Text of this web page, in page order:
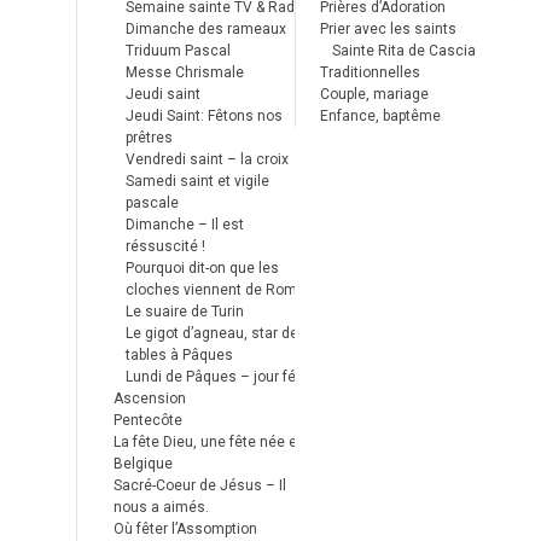
Semaine sainte TV & Radio
Dimanche des rameaux
Triduum Pascal
Messe Chrismale
Jeudi saint
Jeudi Saint: Fêtons nos
prêtres
Vendredi saint – la croix
Samedi saint et vigile
pascale
Dimanche – Il est
réssuscité !
Pourquoi dit-on que les
cloches viennent de Rome ?
Le suaire de Turin
Le gigot d’agneau, star des
tables à Pâques
Lundi de Pâques – jour férié
Ascension
Pentecôte
La fête Dieu, une fête née en
Belgique
Sacré-Coeur de Jésus – Il
nous a aimés.
Où fêter l’Assomption
Prières d’Adoration
Prier avec les saints
Sainte Rita de Cascia
Traditionnelles
Couple, mariage
Enfance, baptême